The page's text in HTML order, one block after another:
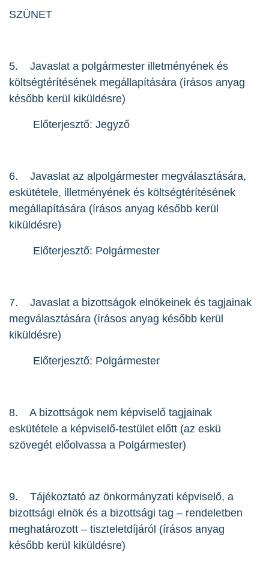
SZÜNET
5. Javaslat a polgármester illetményének és
költségtérítésének megállapítására (írásos anyag
később kerül kiküldésre)
Előterjesztő: Jegyző
6. Javaslat az alpolgármester megválasztására,
eskütétele, illetményének és költségtérítésének
megállapítására (írásos anyag később kerül
kiküldésre)
Előterjesztő: Polgármester
7. Javaslat a bizottságok elnökeinek és tagjainak
megválasztására (írásos anyag később kerül
kiküldésre)
Előterjesztő: Polgármester
8. A bizottságok nem képviselő tagjainak
eskütétele a képviselő-testület előtt (az eskü
szövegét előolvassa a Polgármester)
9. Tájékoztató az önkormányzati képviselő, a
bizottsági elnök és a bizottsági tag – rendeletben
meghatározott – tiszteletdíjáról (írásos anyag
később kerül kiküldésre)